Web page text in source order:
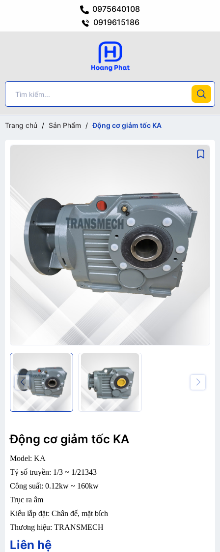
0975640108
0919615186
Trang chủ / Sản Phẩm / Động cơ giảm tốc KA
Động cơ giảm tốc KA
Model: KA
Tỷ số truyền: 1/3 ~ 1/21343
Công suất: 0.12kw ~ 160kw
Trục ra âm
Kiểu lắp đặt: Chân đế, mặt bích
Thương hiệu: TRANSMECH
Liên hệ